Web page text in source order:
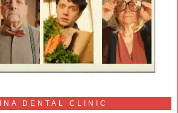
DENTAL CLINIC